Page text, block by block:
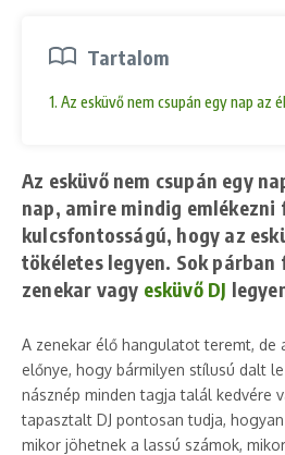
Tartalom
1. Az esküvő nem csupán egy nap az
Az esküvő nem csupán egy
nap, amire mindig emlékezni
kulcsfontosságú, hogy az
tökéletes legyen. Sok párban
zenekar vagy esküvő DJ
A zenekar élő hangulatot teremt, de
előnye, hogy bármilyen stílusú dalt
násznép minden tagja talál kedvére
tapasztalt DJ pontosan tudja,
mikor jöhetnek a lassú számok,